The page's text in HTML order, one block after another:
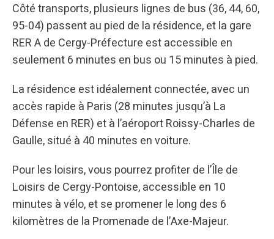
Côté transports, plusieurs lignes de bus (36, 44, 60,
95-04) passent au pied de la résidence, et la gare
RER A de Cergy-Préfecture est accessible en
seulement 6 minutes en bus ou 15 minutes à pied.
La résidence est idéalement connectée, avec un
accès rapide à Paris (28 minutes jusqu’à La
Défense en RER) et à l’aéroport Roissy-Charles de
Gaulle, situé à 40 minutes en voiture.
Pour les loisirs, vous pourrez profiter de l’Île de
Loisirs de Cergy-Pontoise, accessible en 10
minutes à vélo, et se promener le long des 6
kilomètres de la Promenade de l’Axe-Majeur.